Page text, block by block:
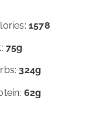
1578
75g
324g
62g